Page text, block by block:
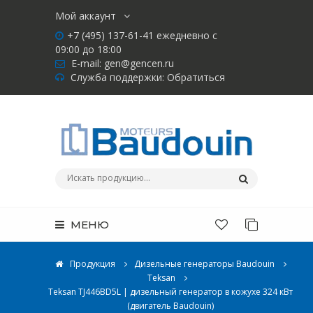
Мой аккаунт
+7 (495) 137-61-41 ежедневно с
09:00 до 18:00
E-mail: gen@gencen.ru
Служба поддержки: Обратиться
МЕНЮ
Продукция
Дизельные генераторы Baudouin
Teksan
Teksan TJ446BD5L | дизельный генератор в кожухе 324 кВт
(двигатель Baudouin)